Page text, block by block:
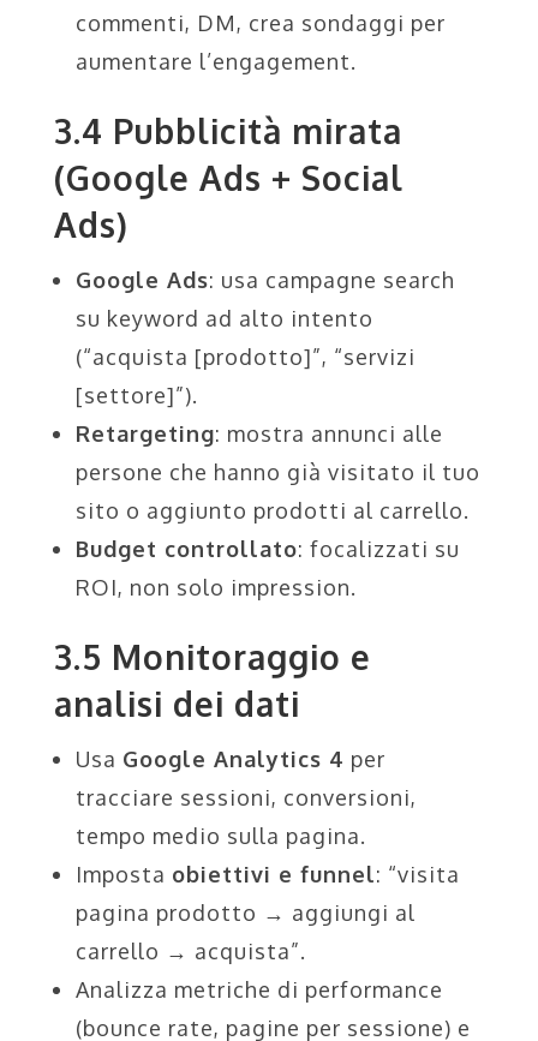
commenti, DM, crea sondaggi per
aumentare l’engagement.
3.4 Pubblicità mirata
(Google Ads + Social
Ads)
Google Ads: usa campagne search
su keyword ad alto intento
(“acquista [prodotto]”, “servizi
[settore]”).
Retargeting: mostra annunci alle
persone che hanno già visitato il tuo
sito o aggiunto prodotti al carrello.
Budget controllato: focalizzati su
ROI, non solo impression.
3.5 Monitoraggio e
analisi dei dati
Usa Google Analytics 4 per
tracciare sessioni, conversioni,
tempo medio sulla pagina.
Imposta obiettivi e funnel: “visita
pagina prodotto → aggiungi al
carrello → acquista”.
Analizza metriche di performance
(bounce rate, pagine per sessione) e